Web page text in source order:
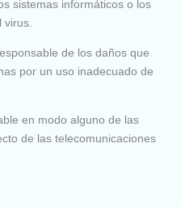
sistemas informáticos o los
de los daños que
por un uso inadecuado de
en modo alguno de las
de las telecomunicaciones